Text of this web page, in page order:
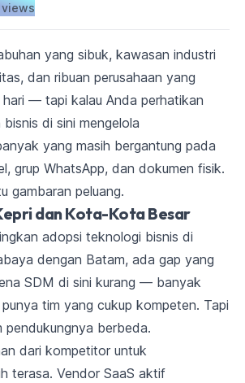
yang sibuk, kawasan industri
dan ribuan perusahaan yang
hari — tapi kalau Anda perhatikan
di sini mengelola
yang masih bergantung pada
grup WhatsApp, dan dokumen fisik.
gambaran peluang.
dan Kota-Kota Besar
adopsi teknologi bisnis di
dengan Batam, ada gap yang
SDM di sini kurang — banyak
tim yang cukup kompeten. Tapi
pendukungnya berbeda.
dari kompetitor untuk
terasa. Vendor SaaS aktif